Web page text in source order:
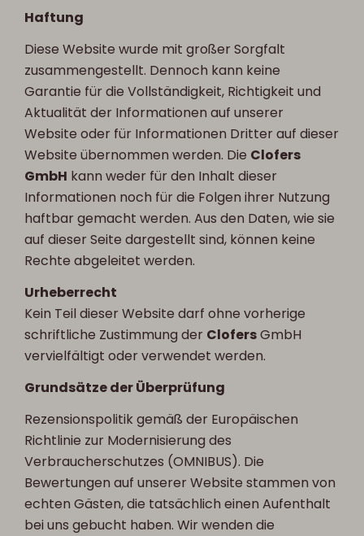
Haftung
Diese Website wurde mit großer Sorgfalt
zusammengestellt. Dennoch kann keine
Garantie für die Vollständigkeit, Richtigkeit und
Aktualität der Informationen auf unserer
Website oder für Informationen Dritter auf dieser
Website übernommen werden. Die Clofers
GmbH kann weder für den Inhalt dieser
Informationen noch für die Folgen ihrer Nutzung
haftbar gemacht werden. Aus den Daten, wie sie
auf dieser Seite dargestellt sind, können keine
Rechte abgeleitet werden.
Urheberrecht
Kein Teil dieser Website darf ohne vorherige
schriftliche Zustimmung der ClofersGmbH
vervielfältigt oder verwendet werden.
Grundsätze der Überprüfung
Rezensionspolitik gemäß der Europäischen
Richtlinie zur Modernisierung des
Verbraucherschutzes (OMNIBUS). Die
Bewertungen auf unserer Website stammen von
echten Gästen, die tatsächlich einen Aufenthalt
bei uns gebucht haben. Wir wenden die